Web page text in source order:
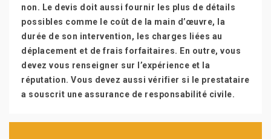
non. Le devis doit aussi fournir les plus de détails
possibles comme le coût de la main d’œuvre, la
durée de son intervention, les charges liées au
déplacement et de frais forfaitaires. En outre, vous
devez vous renseigner sur l’expérience et la
réputation. Vous devez aussi vérifier si le prestataire
a souscrit une assurance de responsabilité civile.